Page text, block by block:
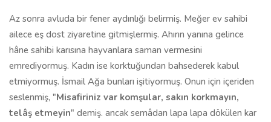
Az sonra avluda bir fener aydınlığı belirmiş. Meğer ev sahibi
ailece eş dost ziyaretine gitmişlermiş. Ahırın yanına gelince
hâne sahibi karısına hayvanlara saman vermesini
emrediyormuş. Kadın ise korktuğundan bahsederek kabul
etmiyormuş. İsmail Ağa bunları işitiyormuş. Onun için içeriden
seslenmiş, "Misafiriniz var komşular, sakın korkmayın,
telâş etmeyin" demiş. ancak semâdan lapa lapa dökülen kar